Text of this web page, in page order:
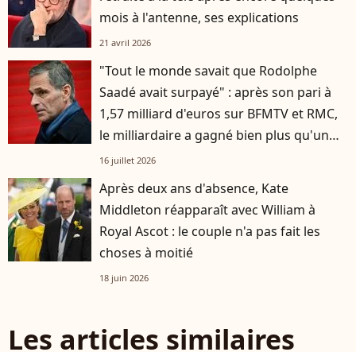
mois à l'antenne, ses explications
21 avril 2026
"Tout le monde savait que Rodolphe
Saadé avait surpayé" : après son pari à
1,57 milliard d'euros sur BFMTV et RMC,
le milliardaire a gagné bien plus qu'un
groupe média
16 juillet 2026
Après deux ans d'absence, Kate
Middleton réapparaît avec William à
Royal Ascot : le couple n'a pas fait les
choses à moitié
18 juin 2026
Les articles similaires